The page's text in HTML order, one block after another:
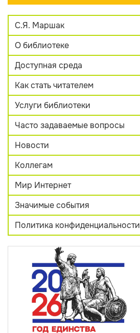
С.Я. Маршак
О библиотеке
Доступная среда
Как стать читателем
Услуги библиотеки
Часто задаваемые вопросы
Новости
Коллегам
Мир Интернет
Значимые события
Политика конфиденциальности